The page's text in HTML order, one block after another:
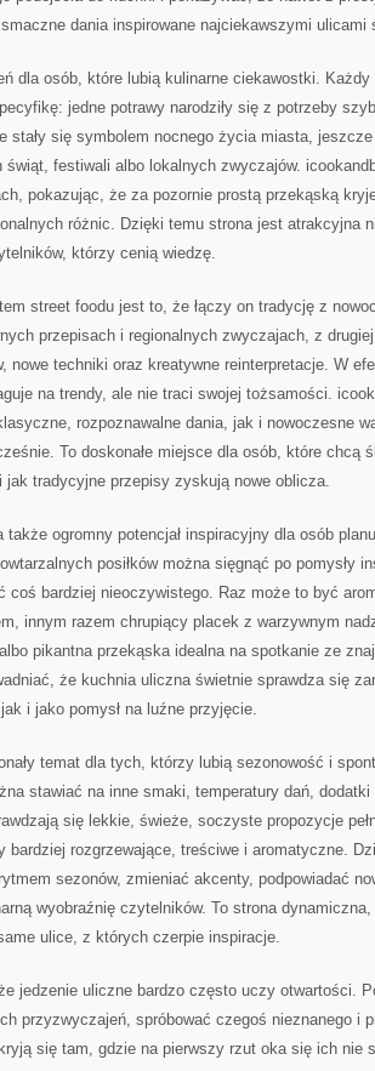
dania inspirowane najciekawszymi ulicami
dla osób, które lubią kulinarne ciekawostki. Każdy
jedne potrawy narodziły się z potrzeby
stały się symbolem nocnego życia miasta,
festiwali albo lokalnych zwyczajów.
pokazując, że za pozornie prostą przekąską
różnic. Dzięki temu strona jest atrakcyjna
którzy cenią wiedzę.
street foodu jest to, że łączy on tradycję z
przepisach i regionalnych zwyczajach, z
nowe techniki oraz kreatywne reinterpretacje. W
na trendy, ale nie traci swojej tożsamości.
rozpoznawalne dania, jak i nowoczesne
To doskonałe miejsce dla osób, które chcą
tradycyjne przepisy zyskują nowe oblicza.
ogromny potencjał inspiracyjny dla osób
posiłków można sięgnąć po pomysły
coś bardziej nieoczywistego. Raz może to być
innym razem chrupiący placek z warzywnym
pikantna przekąska idealna na spotkanie ze
że kuchnia uliczna świetnie sprawdza się
i jako pomysł na luźne przyjęcie.
temat dla tych, którzy lubią sezonowość i
stawiać na inne smaki, temperatury dań,
się lekkie, świeże, soczyste propozycje
bardziej rozgrzewające, treściwe i aromatyczne.
sezonów, zmieniać akcenty, podpowiadać
wyobraźnię czytelników. To strona dynamiczna,
ulice, z których czerpie inspiracje.
jedzenie uliczne bardzo często uczy otwartości.
przyzwyczajeń, spróbować czegoś nieznanego i
się tam, gdzie na pierwszy rzut oka się ich nie